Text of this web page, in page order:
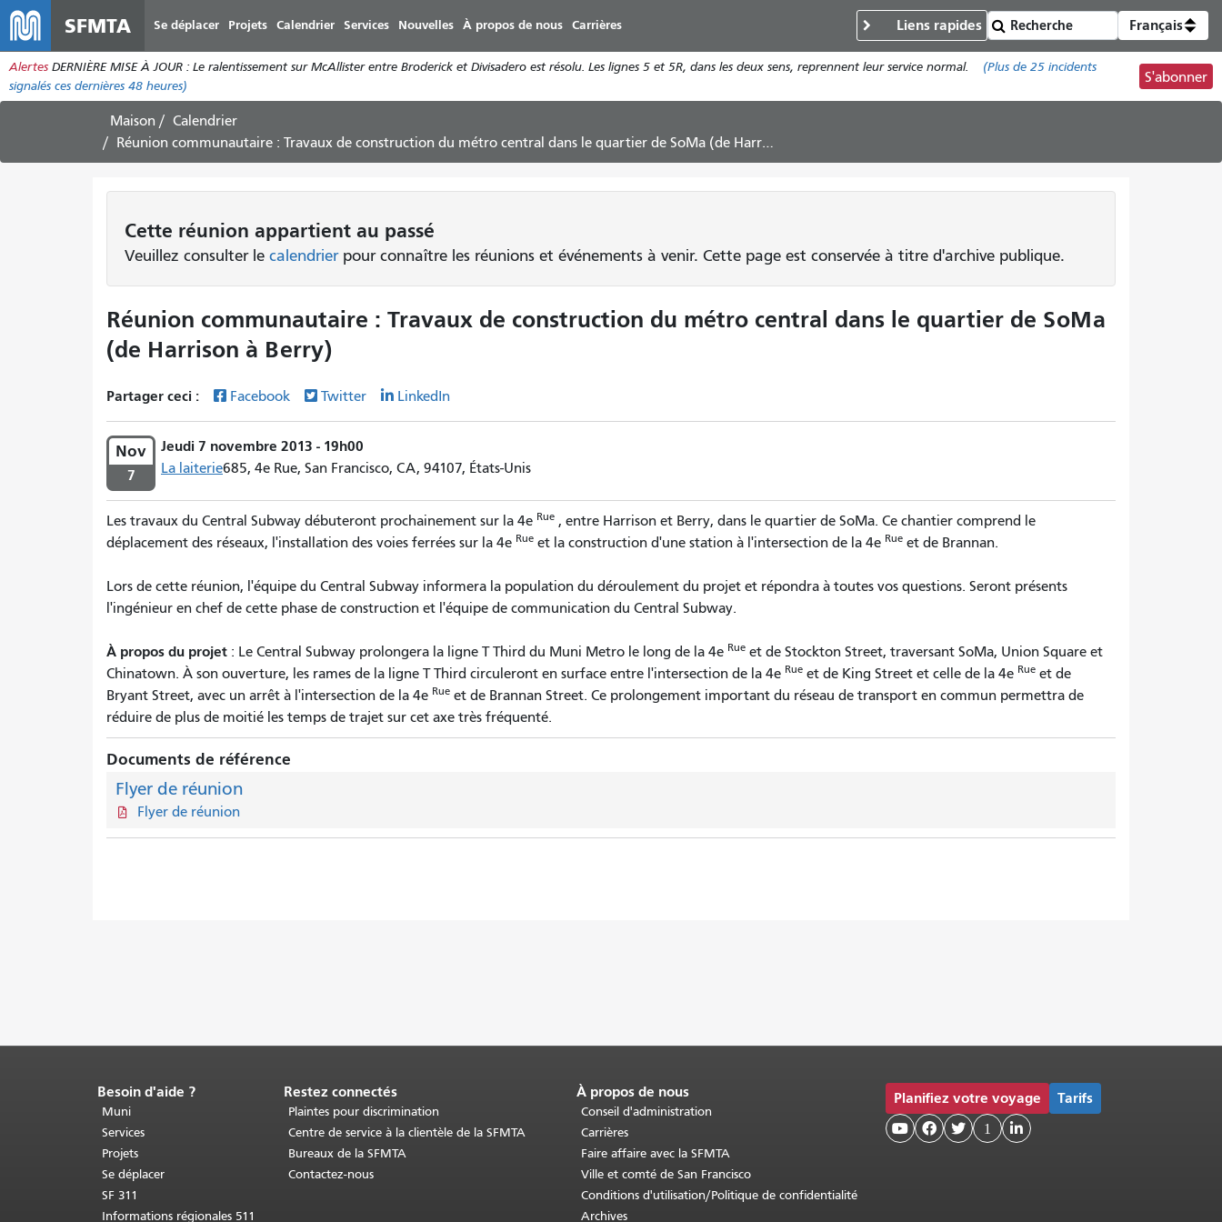
au
contenu
principal
SFMTA Se déplacer Projets Calendrier Services Nouvelles À propos de nous Carrières Liens rapides Français
Alertes DERNIÈRE MISE À JOUR : Le ralentissement sur McAllister entre Broderick et Divisadero est résolu. Les lignes 5 et 5R, dans les deux sens, reprennent leur service normal. (Plus de 25 incidents
signalés ces dernières 48 heures)
S'abonner
Maison
Calendrier
Réunion communautaire : Travaux de construction du métro central dans le quartier de SoMa (de Harrison à Berry)
Cette réunion appartient au passé
Veuillez consulter le calendrierpour connaître les réunions et événements à venir. Cette page est conservée à titre d'archive publique.
Réunion communautaire : Travaux de construction du métro central dans le quartier de SoMa
(de Harrison à Berry)
Partager ceci : Facebook Twitter LinkedIn
Nov
7
Jeudi 7 novembre 2013 - 19h00
La laiterie685, 4e Rue, San Francisco, CA, 94107, États-Unis
Les travaux du Central Subway débuteront prochainement sur la 4e Rue , entre Harrison et Berry, dans le quartier de SoMa. Ce chantier comprend le
déplacement des réseaux, l'installation des voies ferrées sur la 4e Rue et la construction d'une station à l'intersection de la 4e Rue et de Brannan.
Lors de cette réunion, l'équipe du Central Subway informera la population du déroulement du projet et répondra à toutes vos questions. Seront présents
l'ingénieur en chef de cette phase de construction et l'équipe de communication du Central Subway.
À propos du projet : Le Central Subway prolongera la ligne T Third du Muni Metro le long de la 4e Rue et de Stockton Street, traversant SoMa, Union Square et
Chinatown. À son ouverture, les rames de la ligne T Third circuleront en surface entre l'intersection de la 4e Rue et de King Street et celle de la 4e Rue et de
Bryant Street, avec un arrêt à l'intersection de la 4e Rue et de Brannan Street. Ce prolongement important du réseau de transport en commun permettra de
réduire de plus de moitié les temps de trajet sur cet axe très fréquenté.
Documents de référence
Flyer de réunion
Flyer de réunion
Fin
du
contenu
de
la
page.Le
Besoin d'aide ?
Muni
Services
Projets
Se déplacer
SF 311
Informations régionales 511
Restez connectés
Plaintes pour discrimination
Centre de service à la clientèle de la SFMTA
Bureaux de la SFMTA
Contactez-nous
À propos de nous
Conseil d'administration
Carrières
Faire affaire avec la SFMTA
Ville et comté de San Francisco
Conditions d'utilisation/Politique de confidentialité
Archives
Planifiez votre voyage Tarifs
   1 